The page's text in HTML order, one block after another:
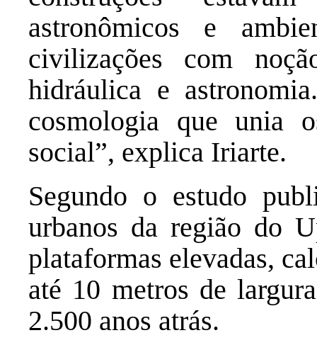
astronômicos e
civilizações com
hidráulica e
cosmologia que unia
social”, explica Iriarte.
Segundo o estudo
urbanos da região do
plataformas elevadas,
até 10 metros de
2.500 anos atrás.